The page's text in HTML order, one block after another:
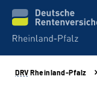
Unsere Leistungen
DRV Rheinland-Pfalz